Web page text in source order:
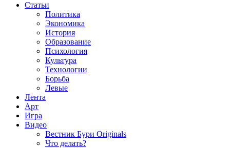
Статьи
Политика
Экономика
История
Образование
Психология
Культура
Технологии
Борьба
Левые
Лента
Арт
Игра
Видео
Вестник Бури Originals
Что делать?